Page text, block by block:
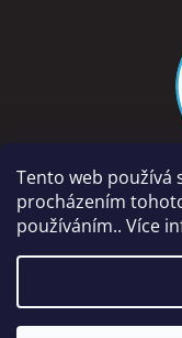
Tento web používá
procházením
používáním.. Více
Copyright 2026